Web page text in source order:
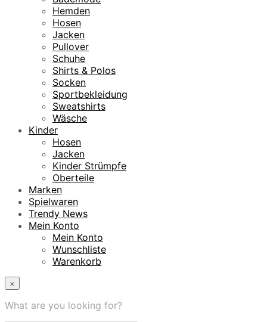
Hemden
Hosen
Jacken
Pullover
Schuhe
Shirts & Polos
Socken
Sportbekleidung
Sweatshirts
Wäsche
Kinder
Hosen
Jacken
Kinder Strümpfe
Oberteile
Marken
Spielwaren
Trendy News
Mein Konto
Mein Konto
Wunschliste
Warenkorb
×
What are you looking for?